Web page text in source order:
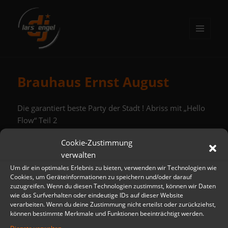
Cookie-Zustimmung
verwalten
Um dir ein optimales Erlebnis zu bieten, verwenden wir Technologien wie
Cookies, um Geräteinformationen zu speichern und/oder darauf
zuzugreifen. Wenn du diesen Technologien zustimmst, können wir Daten
wie das Surfverhalten oder eindeutige IDs auf dieser Website
verarbeiten. Wenn du deine Zustimmung nicht erteilst oder zurückziehst,
können bestimmte Merkmale und Funktionen beeinträchtigt werden.
Brauhaus Ernst August
Die garantiert beste Party der Stadt ! Abriss mit „Hello
Flow“ Teil 2
Beitragsnavigation
VORHERIGER
Vorheriger
Beitrag:
Brauhaus Ernst August
NÄCHSTER
Nächster
Zeltparty Schützenfest